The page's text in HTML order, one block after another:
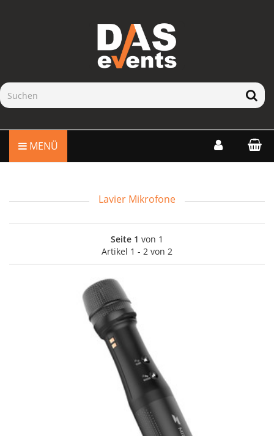
MENÜ
Lavier Mikrofone
Seite 1 von 1
Artikel 1 - 2 von 2